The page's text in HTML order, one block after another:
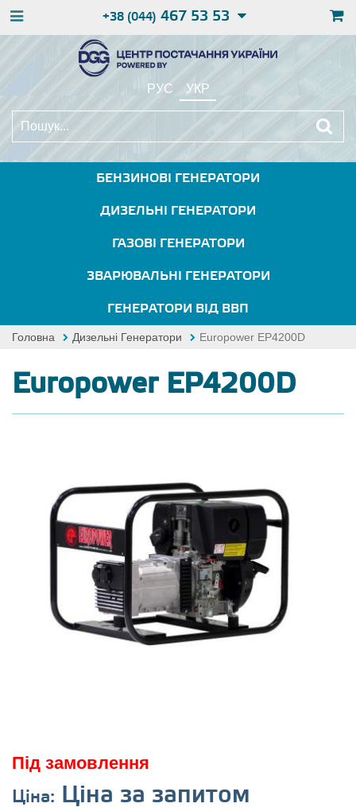
+38 (044) 467 53 53
РУС УКР
БЕНЗИНОВІ ГЕНЕРАТОРИ
ДИЗЕЛЬНІ ГЕНЕРАТОРИ
ГАЗОВІ ГЕНЕРАТОРИ
ЗВАРЮВАЛЬНІ ГЕНЕРАТОРИ
ГЕНЕРАТОРИ ВІД ВВП
Головна Дизельні Генератори Europower EP4200D
Europower EP4200D
Під замовлення
Ціна: Ціна за запитом